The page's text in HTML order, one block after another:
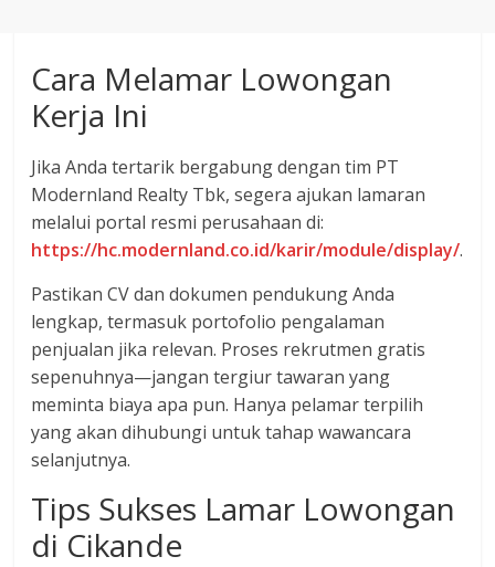
Cara Melamar Lowongan
Kerja Ini
Jika Anda tertarik bergabung dengan tim PT
Modernland Realty Tbk, segera ajukan lamaran
melalui portal resmi perusahaan di:
https://hc.modernland.co.id/karir/module/display/.
Pastikan CV dan dokumen pendukung Anda
lengkap, termasuk portofolio pengalaman
penjualan jika relevan. Proses rekrutmen gratis
sepenuhnya—jangan tergiur tawaran yang
meminta biaya apa pun. Hanya pelamar terpilih
yang akan dihubungi untuk tahap wawancara
selanjutnya.
Tips Sukses Lamar Lowongan
di Cikande